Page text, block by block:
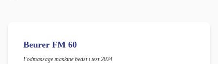
Beurer FM 60
Fodmassage maskine bedst i test 2024